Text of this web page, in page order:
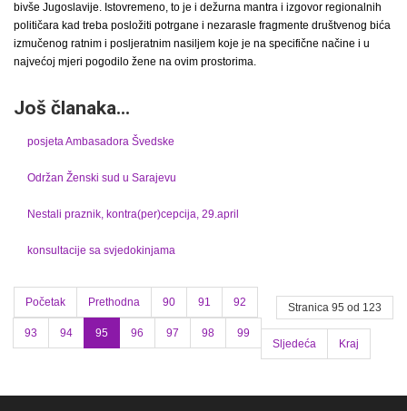
bivše Jugoslavije. Istovremeno, to je i dežurna mantra i izgovor regionalnih
političara kad treba posložiti potrgane i nezarasle fragmente društvenog bića
izmučenog ratnim i posljeratnim nasiljem koje je na specifične načine i u
najvećoj mjeri pogodilo žene na ovim prostorima.
Još članaka...
posjeta Ambasadora Švedske
Održan Ženski sud u Sarajevu
Nestali praznik, kontra(per)cepcija, 29.april
konsultacije sa svjedokinjama
Stranica 95 od 123
Početak Prethodna 90 91 92
93 94 95 96 97 98
99
Sljedeća
Kraj